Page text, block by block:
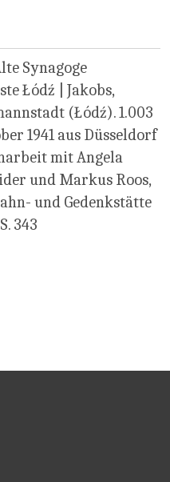
Synagoge
Łódź | Jakobs,
(Łódź). 1.003
1941 aus Düsseldorf
mit Angela
und Markus Roos,
und Gedenkstätte
343